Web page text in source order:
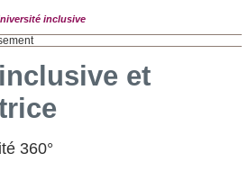
inclusive
et
360°